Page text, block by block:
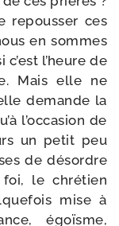
repous­ser ces
en sommes
l’heure de
Mais elle ne
demande la
l’occasion de
un petit peu
de désordre
le chré­tien
mise à
égoïsme,